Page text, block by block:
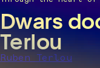
Dwars
Terlou
Ruben Terlou